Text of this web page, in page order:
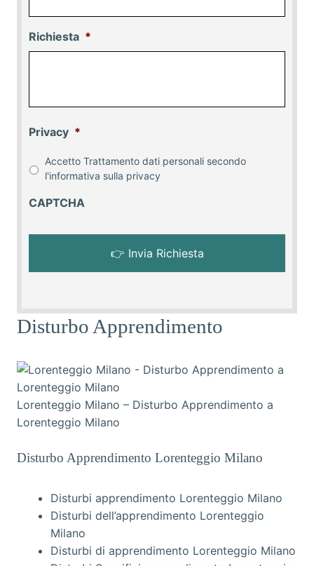
Richiesta *
Privacy *
Accetto Trattamento dati personali secondo
l'informativa sulla privacy
CAPTCHA
Disturbo Apprendimento
Lorenteggio Milano – Disturbo Apprendimento a
Lorenteggio Milano
Disturbo Apprendimento Lorenteggio Milano
Disturbi apprendimento Lorenteggio Milano
Disturbi dell’apprendimento Lorenteggio
Milano
Disturbi di apprendimento Lorenteggio Milano